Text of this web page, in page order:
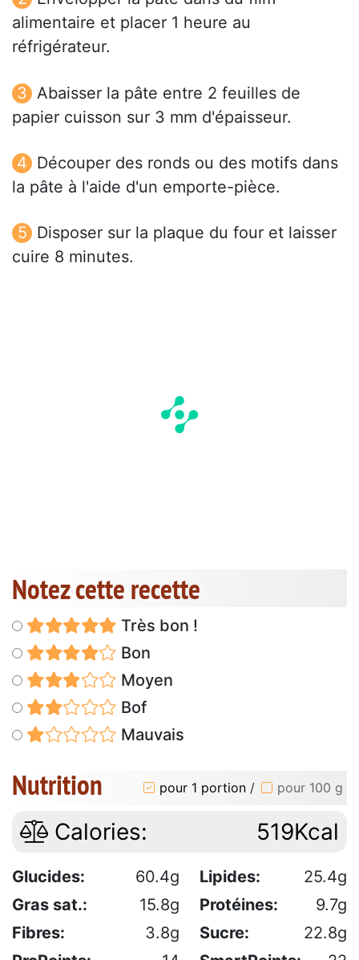
alimentaire et placer 1 heure au
réfrigérateur.
Abaisser la pâte entre 2 feuilles de
papier cuisson sur 3 mm d'épaisseur.
Découper des ronds ou des motifs dans
la pâte à l'aide d'un emporte-pièce.
Disposer sur la plaque du four et laisser
cuire 8 minutes.
Notez cette recette
Très bon !
Bon
Moyen
Bof
Mauvais
Nutrition pour 1 portion / pour 100 g
Calories: 519Kcal
Glucides: 60.4g Lipides:
25.4g
Gras sat.:
15.8g Protéines:
9.7g
Fibres:
3.8g Sucre:
22.8g